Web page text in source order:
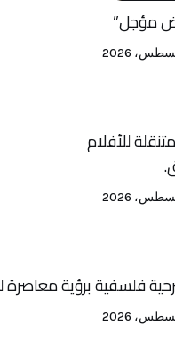
معاصرة لفنون الأداء